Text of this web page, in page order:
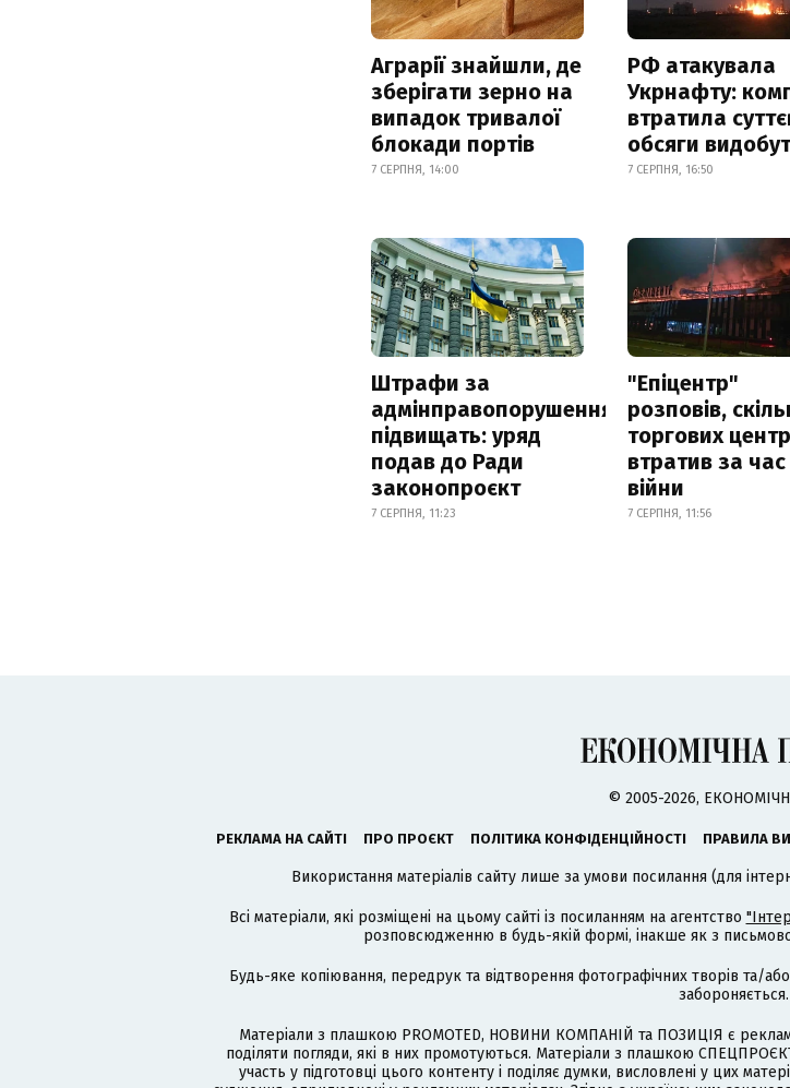
Аграрії знайшли, де
зберігати зерно на
випадок тривалої
блокади портів
7 СЕРПНЯ, 14:00
РФ атакувала
Укрнафту:
втратила
обсяги
7 СЕРПНЯ, 16:50
Штрафи за
адмінправопорушення
підвищать: уряд
подав до Ради
законопроєкт
7 СЕРПНЯ, 11:23
"Епіцентр"
розповів,
торгових
втратив за час
війни
7 СЕРПНЯ, 11:56
© 2005-2026,
РЕКЛАМА НА САЙТІ ПРО ПРОЄКТ ПОЛІТИКА КОНФІДЕНЦІЙНОСТІ ПРАВИЛА
Використання матеріалів сайту лише за умови посилання (для
Всі матеріали, які розміщені на цьому сайті із посиланням на агентство
розповсюдженню в будь-якій формі, інакше як з
Будь-яке копіювання, передрук та відтворення фотографічних творів та/
забороняється.
Матеріали з плашкою PROMOTED, НОВИНИ КОМПАНІЙ та ПОЗИЦІЯ є
поділяти погляди, які в них промотуються. Матеріали з плашкою
участь у підготовці цього контенту і поділяє думки, висловлені у цих